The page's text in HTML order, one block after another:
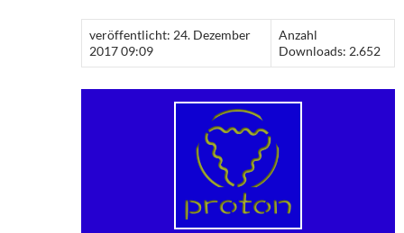
veröffentlicht: 24. Dezember
2017 09:09
Anzahl
Downloads: 2.652